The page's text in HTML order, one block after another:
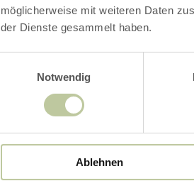
möglicherweise mit weiteren Daten
der Dienste gesammelt haben.
Notwendig
Ablehnen